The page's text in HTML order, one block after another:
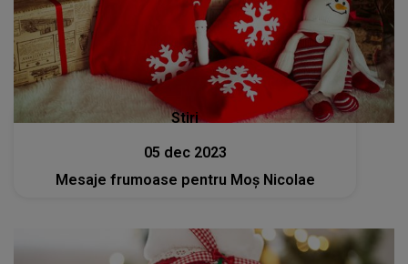
Stiri
05 dec 2023
Mesaje frumoase pentru Moș Nicolae